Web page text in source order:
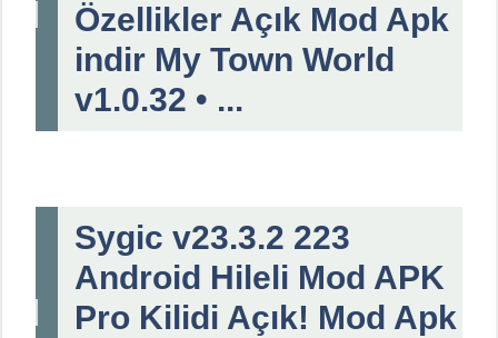
Özellikler Açık Mod Apk
indir My Town World
v1.0.32 • ...
Sygic v23.3.2 223
Android Hileli Mod APK
Pro Kilidi Açık! Mod Apk